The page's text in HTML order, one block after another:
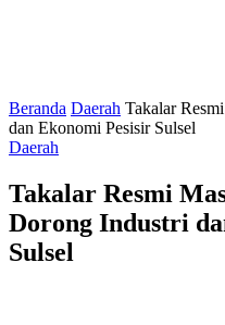
Beranda Daerah Takalar
dan Ekonomi Pesisir Sulsel
Daerah
Takalar Resmi
Dorong Industri
Sulsel